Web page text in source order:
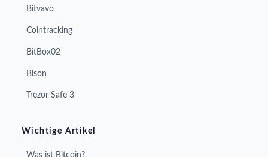
Bitvavo
Cointracking
BitBox02
Bison
Trezor Safe 3
Wichtige Artikel
Was ist Bitcoin?